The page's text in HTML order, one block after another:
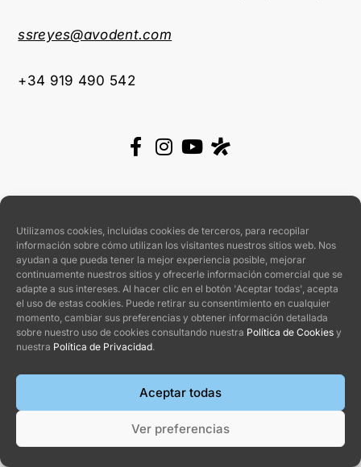
Utilizamos cookies, incluidas cookies de terceros, para recopilar
información sobre cómo utilizan los visitantes nuestros sitios web. Nos
ayudan a que pueda tener la mejor experiencia posible, mejorar
continuamente nuestros sitios y ofrecerle información comercial que se
adapte a sus intereses. Al hacer clic en el botón 'Aceptar todas', acepta
el uso de estas cookies. Puede retirar su consentimiento en cualquier
momento, cambiar sus preferencias y obtener información detallada
sobre nuestro uso de cookies consultando nuestra Política de Cookies y
nuestra Política de Privacidad.
Aceptar todas
Ver preferencias
ssreyes@avodent.com
+34 919 490 542
Con la colaboración de